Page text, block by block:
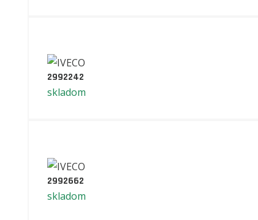
2992242
skladom
2992662
skladom